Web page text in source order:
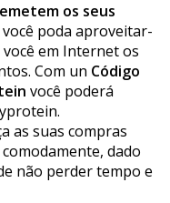
os seus
poda aproveitar-
em Internet os
Com un Código
você poderá
as suas compras
dado
não perder tempo e